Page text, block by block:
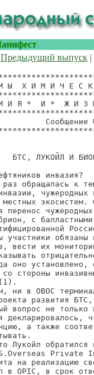
Предыдущий выпуск|
Ы  Х И М И Ч Е С
И Я *  И *  Ж И
Сообщение
БТС, ЛУКОЙЛ И
инвазия?
обращалась к
чужеродных
местных
перенос
с
обязаны
вести их
оно установлено,
со стороны
ни в ОВОС
развития
вопрос не
декларировалось,
а также
Лукойл обратился
Private
на реализацию
в OPIC, в срок